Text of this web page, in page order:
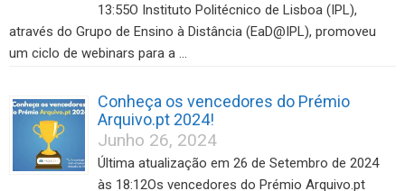
13:55O Instituto Politécnico de Lisboa (IPL),
através do Grupo de Ensino à Distância (EaD@IPL), promoveu
um ciclo de webinars para a …
Conheça os vencedores do Prémio
Arquivo.pt 2024!
Junho 26, 2024
Última atualização em 26 de Setembro de 2024
às 18:12Os vencedores do Prémio Arquivo.pt